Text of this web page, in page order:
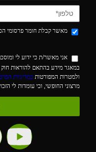
מאשר קבלת חומר פרסומי
אני מאשר/ת כי ידוע לי
ולמטרות המפורטות במדיניות
מרצוני החופשי, וכי עומדות לי